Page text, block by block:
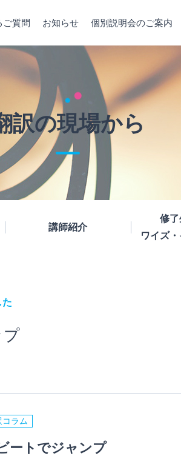
講師紹介
修了
ワイズ
ご質問 お知らせ 個別説明会のご案内
訳の現場から
た
プ
コラム
ートでジャンプ